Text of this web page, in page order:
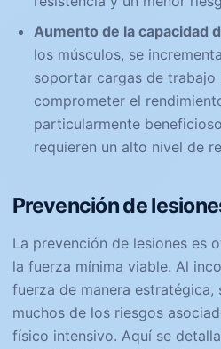
Aumento de la capacidad
los músculos, se
soportar cargas de trabajo
comprometer el
particularmente
requieren un alto nivel de
Prevención de
La prevención de lesiones es
la fuerza mínima viable. Al
fuerza de manera estratégica,
muchos de los riesgos
físico intensivo. Aquí se